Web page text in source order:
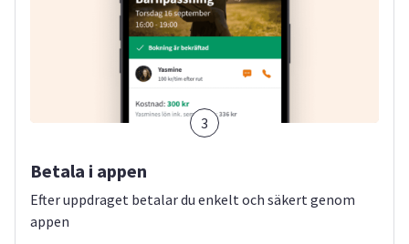
3
Betala i appen
Efter uppdraget betalar du enkelt och säkert genom
appen